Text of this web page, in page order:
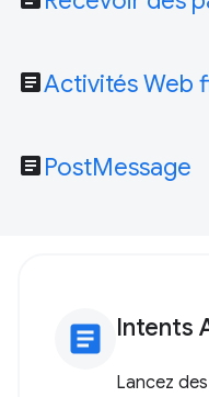
articleActivités Web
article PostMessage
article Intents
Lancez